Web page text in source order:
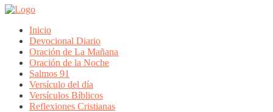
Inicio
Devocional Diario
Oración de La Mañana
Oración de la Noche
Salmos 91
Versículo del día
Versículos Bíblicos
Reflexiones Cristianas